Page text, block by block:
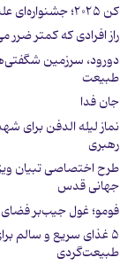
کن ۲۰۲۵؛ جشنواره‌ای علیه خانواده
راز افرادی که کمتر ضرر
دورود، سرزمین
طبیعت
جان فدا
نماز لیله الدفن برای
رهبری
طرح اختصاصی تبیان
جهانی قدس
فومو؛ غول جیب‌بر
۵ غذای سریع و سالم
طبیعت‌گردی